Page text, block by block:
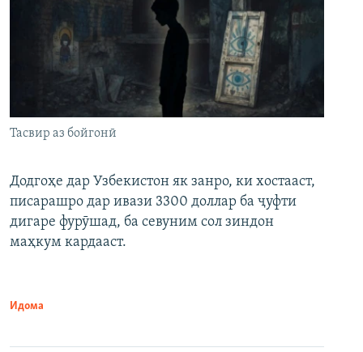
Тасвир аз бойгонӣ
Додгоҳе дар Узбекистон як занро, ки хостааст,
писарашро дар ивази 3300 доллар ба ҷуфти
дигаре фурӯшад, ба севуним сол зиндон
маҳкум кардааст.
Идома